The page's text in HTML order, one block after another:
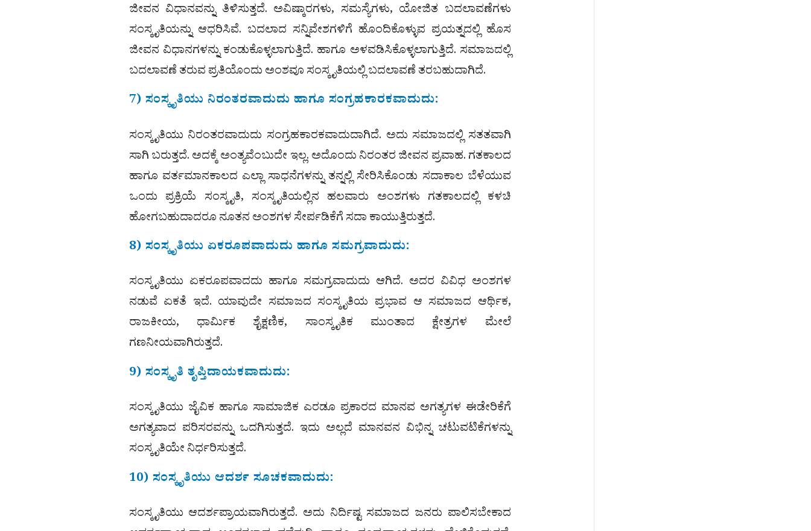
ಜೀವನ ವಿಧಾನವನ್ನು ತಿಳಿಸುತ್ತದೆ. ಅವಿಷ್ಕಾರಗಳು, ಸಮಸ್ಯೆಗಳು, ಯೋಜಿತ ಬದಲಾವಣೆಗಳು
ಸಂಸ್ಕೃತಿಯನ್ನು ಆಧರಿಸಿವೆ. ಬದಲಾದ ಸನ್ನಿವೇಶಗಳಿಗೆ ಹೊಂದಿಕೊಳ್ಳುವ ಪ್ರಯತ್ನದಲ್ಲಿ ಹೊಸ
ಜೀವನ ವಿಧಾನಗಳನ್ನು ಕಂಡುಕೊಳ್ಳಲಾಗುತ್ತಿದೆ. ಹಾಗೂ ಅಳವಡಿಸಿಕೊಳ್ಳಲಾಗುತ್ತಿದೆ. ಸಮಾಜದಲ್ಲಿ
ಬದಲಾವಣೆ ತರುವ ಪ್ರತಿಯೊಂದು ಅಂಶವೂ ಸಂಸ್ಕೃತಿಯಲ್ಲಿ ಬದಲಾವಣೆ ತರಬಹುದಾಗಿದೆ.
7) ಸಂಸ್ಕೃತಿಯು ನಿರಂತರವಾದುದು ಹಾಗೂ ಸಂಗ್ರಹಕಾರಕವಾದುದು:
ಸಂಸ್ಕೃತಿಯು ನಿರಂತರವಾದುದು ಸಂಗ್ರಹಕಾರಕವಾದುದಾಗಿದೆ. ಅದು ಸಮಾಜದಲ್ಲಿ ಸತತವಾಗಿ
ಸಾಗಿ ಬರುತ್ತದೆ. ಅದಕ್ಕೆ ಅಂತ್ಯವೆಂಬುದೇ ಇಲ್ಲ. ಅದೊಂದು ನಿರಂತರ ಜೀವನ ಪ್ರವಾಹ. ಗತಕಾಲದ
ಹಾಗೂ ವರ್ತಮಾನಕಾಲದ ಎಲ್ಲಾ ಸಾಧನೆಗಳನ್ನು ತನ್ನಲ್ಲಿ ಸೇರಿಸಿಕೊಂಡು ಸದಾಕಾಲ ಬೆಳೆಯುವ
ಒಂದು ಪ್ರಕ್ರಿಯೆ ಸಂಸ್ಕೃತಿ, ಸಂಸ್ಕೃತಿಯಲ್ಲಿನ ಹಲವಾರು ಅಂಶಗಳು ಗತಕಾಲದಲ್ಲಿ ಕಳಚಿ
ಹೋಗಬಹುದಾದರೂ ನೂತನ ಅಂಶಗಳ ಸೇರ್ಪಡಿಕೆಗೆ ಸದಾ ಕಾಯುತ್ತಿರುತ್ತದೆ.
8) ಸಂಸ್ಕೃತಿಯು ಏಕರೂಪವಾದುದು ಹಾಗೂ ಸಮಗ್ರವಾದುದು:
ಸಂಸ್ಕೃತಿಯು ಏಕರೂಪವಾದದು ಹಾಗೂ ಸಮಗ್ರವಾದುದು ಆಗಿದೆ. ಅದರ ವಿವಿಧ ಅಂಶಗಳ
ನಡುವೆ ಏಕತೆ ಇದೆ. ಯಾವುದೇ ಸಮಾಜದ ಸಂಸ್ಕೃತಿಯ ಪ್ರಭಾವ ಆ ಸಮಾಜದ ಆರ್ಥಿಕ,
ರಾಜಕೀಯ, ಧಾರ್ಮಿಕ ಶೈಕ್ಷಣಿಕ, ಸಾಂಸ್ಕೃತಿಕ ಮುಂತಾದ ಕ್ಷೇತ್ರಗಳ ಮೇಲೆ
ಗಣನೀಯವಾಗಿರುತ್ತದೆ.
9) ಸಂಸ್ಕೃತಿ ತೃಪ್ತಿದಾಯಕವಾದುದು:
ಸಂಸ್ಕೃತಿಯು ಜೈವಿಕ ಹಾಗೂ ಸಾಮಾಜಿಕ ಎರಡೂ ಪ್ರಕಾರದ ಮಾನವ ಅಗತ್ಯಗಳ ಈಡೇರಿಕೆಗೆ
ಅಗತ್ಯವಾದ ಪರಿಸರವನ್ನು ಒದಗಿಸುತ್ತದೆ. ಇದು ಅಲ್ಲದೆ ಮಾನವನ ವಿಭಿನ್ನ ಚಟುವಟಿಕೆಗಳನ್ನು
ಸಂಸ್ಕೃತಿಯೇ ನಿರ್ಧರಿಸುತ್ತದೆ.
10) ಸಂಸ್ಕೃತಿಯು ಆದರ್ಶ ಸೂಚಕವಾದುದು:
ಸಂಸ್ಕೃತಿಯು ಆದರ್ಶಪ್ರಾಯವಾಗಿರುತ್ತದೆ. ಅದು ನಿರ್ದಿಷ್ಟ ಸಮಾಜದ ಜನರು ಪಾಲಿಸಬೇಕಾದ